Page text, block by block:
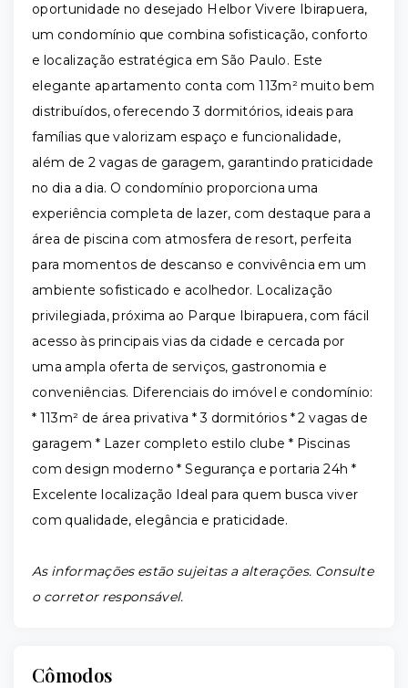
oportunidade no desejado Helbor Vivere Ibirapuera,
um condomínio que combina sofisticação, conforto
e localização estratégica em São Paulo. Este
elegante apartamento conta com 113m² muito bem
distribuídos, oferecendo 3 dormitórios, ideais para
famílias que valorizam espaço e funcionalidade,
além de 2 vagas de garagem, garantindo praticidade
no dia a dia. O condomínio proporciona uma
experiência completa de lazer, com destaque para a
área de piscina com atmosfera de resort, perfeita
para momentos de descanso e convivência em um
ambiente sofisticado e acolhedor. Localização
privilegiada, próxima ao Parque Ibirapuera, com fácil
acesso às principais vias da cidade e cercada por
uma ampla oferta de serviços, gastronomia e
conveniências. Diferenciais do imóvel e condomínio:
* 113m² de área privativa * 3 dormitórios * 2 vagas de
garagem * Lazer completo estilo clube * Piscinas
com design moderno * Segurança e portaria 24h *
Excelente localização Ideal para quem busca viver
com qualidade, elegância e praticidade.
As informações estão sujeitas a alterações. Consulte
o corretor responsável.
Cômodos